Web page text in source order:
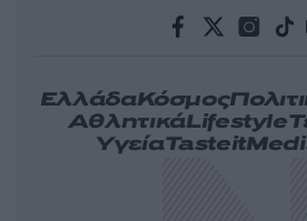
ΕλλάδαΚόσμος
ΑθλητικάLifestyle
ΥγείαTasteit